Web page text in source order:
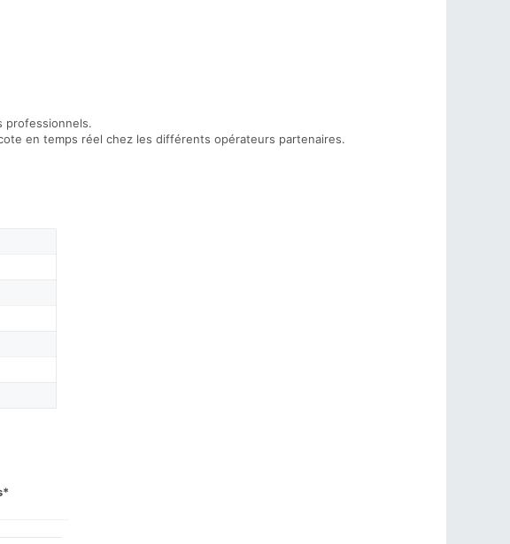
professionnels.
en temps réel chez les différents opérateurs partenaires.